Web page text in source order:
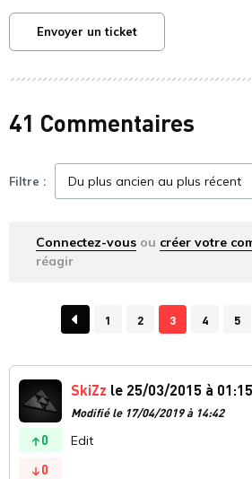
Envoyer un ticket
41 Commentaires
Filtre :
Connectez-vous ou créer votre
réagir
1 2 3 4 5
0
0
SkiZz le 25/03/2015 à 01:15
Modifié le 17/04/2019 à 14:42
Edit